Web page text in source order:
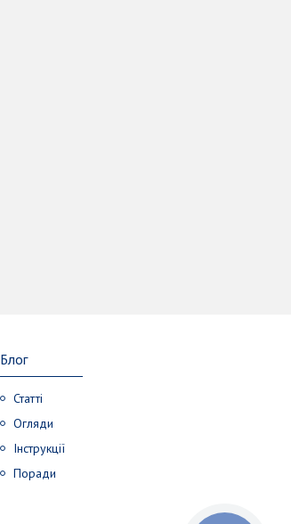
Блог
Статті
Огляди
Інструкції
Поради